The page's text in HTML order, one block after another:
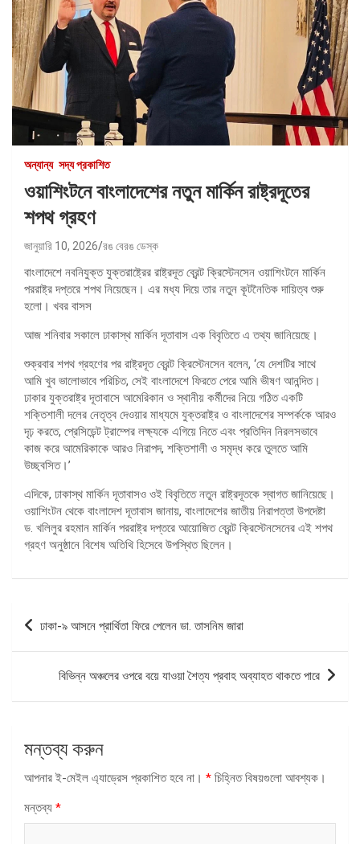
অন্যান্য সদ্য প্রকাশিত
ওয়াশিংটনে বাংলাদেশের নতুন মার্কিন রাষ্ট্রদূতের
শপথ গ্রহণ
জানুয়ারি 10, 2026 রঙ বেরঙ ডেস্ক
বাংলাদেশে নবনিযুক্ত যুক্তরাষ্ট্রের রাষ্ট্রদূত ব্রেন্ট ক্রিস্টেনসেন ওয়াশিংটনে মার্কিন
পররাষ্ট্র দপ্তরে শপথ নিয়েছেন। এর মধ্য দিয়ে তার নতুন কূটনৈতিক দায়িত্ব শুরু
হলো। খবর বাসস
আজ শনিবার সকালে ঢাকাস্থ মার্কিন দূতাবাস এক বিবৃতিতে এ তথ্য জানিয়েছে।
শুক্রবার শপথ গ্রহণের পর রাষ্ট্রদূত ব্রেন্ট ক্রিস্টেনসেন বলেন, ‘যে দেশটির সাথে
আমি খুব ভালোভাবে পরিচিত, সেই বাংলাদেশে ফিরতে পেরে আমি ভীষণ আনন্দিত।
ঢাকার যুক্তরাষ্ট্র দূতাবাসে আমেরিকান ও স্থানীয় কর্মীদের নিয়ে গঠিত একটি
শক্তিশালী দলের নেতৃত্ব দেওয়ার মাধ্যমে যুক্তরাষ্ট্র ও বাংলাদেশের সম্পর্ককে আরও
দৃঢ় করতে, প্রেসিডেন্ট ট্রাম্পের লক্ষ্যকে এগিয়ে নিতে এবং প্রতিদিন নিরলসভাবে
কাজ করে আমেরিকাকে আরও নিরাপদ, শক্তিশালী ও সমৃদ্ধ করে তুলতে আমি
উচ্ছ্বসিত।’
এদিকে, ঢাকাস্থ মার্কিন দূতাবাসও ওই বিবৃতিতে নতুন রাষ্ট্রদূতকে স্বাগত জানিয়েছে।
ওয়াশিংটন থেকে বাংলাদেশ দূতাবাস জানায়, বাংলাদেশের জাতীয় নিরাপত্তা উপদেষ্টা
ড. খলিলুর রহমান মার্কিন পররাষ্ট্র দপ্তরে আয়োজিত ব্রেন্ট ক্রিস্টেনসেনের এই শপথ
গ্রহণ অনুষ্ঠানে বিশেষ অতিথি হিসেবে উপস্থিত ছিলেন।
পোস্ট
ঢাকা-৯ আসনে প্রার্থিতা ফিরে পেলেন ডা. তাসনিম জারা
বিভিন্ন অঞ্চলের ওপরে বয়ে যাওয়া শৈত্য প্রবাহ অব্যাহত থাকতে পারে
মন্তব্য করুন
আপনার ই-মেইল এ্যাড্রেস প্রকাশিত হবে না। * চিহ্নিত বিষয়গুলো আবশ্যক।
মন্তব্য *